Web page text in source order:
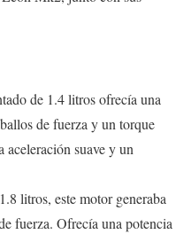
de 1.4 litros ofrecía una
de fuerza y un torque
suave y un
litros, este motor generaba
fuerza. Ofrecía una potencia